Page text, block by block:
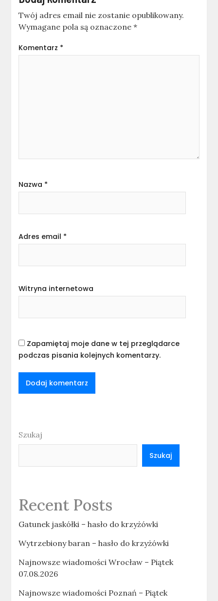
Twój adres email nie zostanie opublikowany.
Wymagane pola są oznaczone*
Komentarz *
Nazwa *
Adres email *
Witryna internetowa
Zapamiętaj moje dane w tej przeglądarce
podczas pisania kolejnych komentarzy.
Szukaj
Szukaj
Recent Posts
Gatunek jaskółki – hasło do krzyżówki
Wytrzebiony baran – hasło do krzyżówki
Najnowsze wiadomości Wrocław – Piątek
07.08.2026
Najnowsze wiadomości Poznań – Piątek